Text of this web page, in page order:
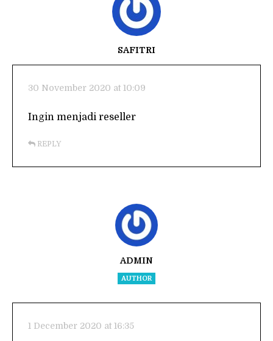
SAFITRI
30 November 2020 at 10:09
Ingin menjadi reseller
REPLY
ADMIN
AUTHOR
1 December 2020 at 16:35